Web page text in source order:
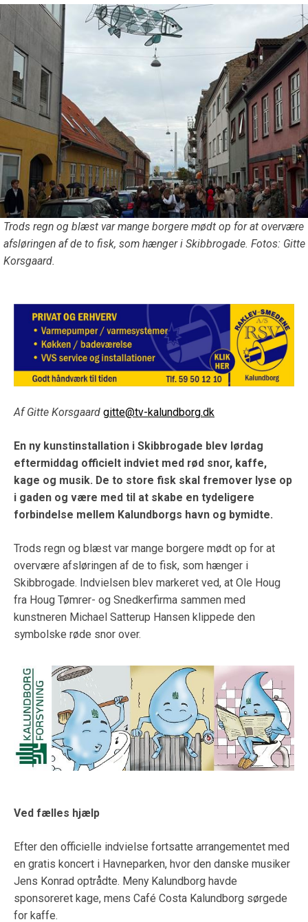
Trods regn og blæst var mange borgere mødt op for at overvære
afsløringen af de to fisk, som hænger i Skibbrogade. Fotos: Gitte
Korsgaard.
Af Gitte Korsgaard gitte@tv-kalundborg.dk
En ny kunstinstallation i Skibbrogade blev lørdag
eftermiddag officielt indviet med rød snor, kaffe,
kage og musik. De to store fisk skal fremover lyse op
i gaden og være med til at skabe en tydeligere
forbindelse mellem Kalundborgs havn og bymidte.
Trods regn og blæst var mange borgere mødt op for at
overvære afsløringen af de to fisk, som hænger i
Skibbrogade. Indvielsen blev markeret ved, at Ole Houg
fra Houg Tømrer- og Snedkerfirma sammen med
kunstneren Michael Satterup Hansen klippede den
symbolske røde snor over.
Ved fælles hjælp
Efter den officielle indvielse fortsatte arrangementet med
en gratis koncert i Havneparken, hvor den danske musiker
Jens Konrad optrådte. Meny Kalundborg havde
sponsoreret kage, mens Café Costa Kalundborg sørgede
for kaffe.